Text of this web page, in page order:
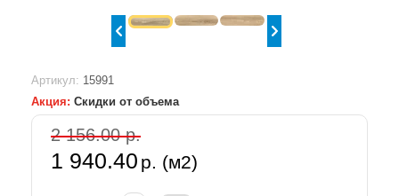
Артикул: 15991
Акция: Скидки от объема
2 156.00 р.
1 940.40 р. (м2)